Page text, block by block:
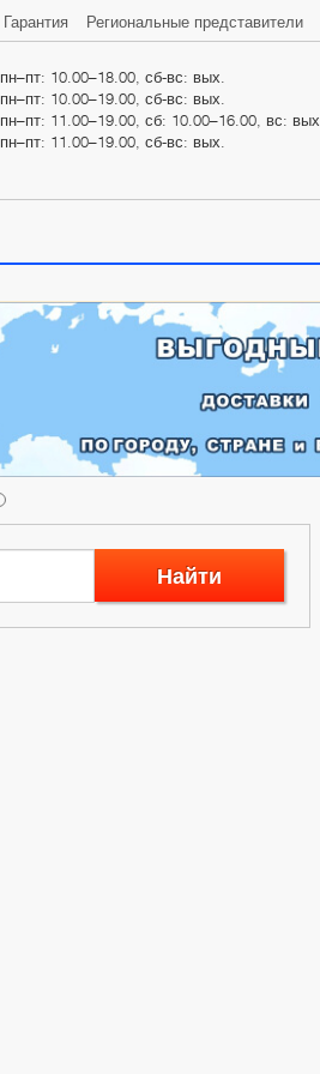
пн–пт: 10.00–18.00, сб-вс: вых.
пн–пт: 10.00–19.00, сб-вс: вых.
пн–пт: 11.00–19.00, сб: 10.00–16.00, вс: вых.
пн–пт: 11.00–19.00, сб-вс: вых.
Гарантия Региональные представители
Найти